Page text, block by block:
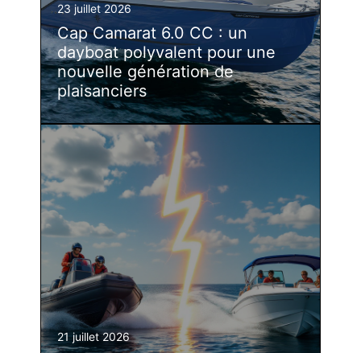
23 juillet 2026
Cap Camarat 6.0 CC : un
dayboat polyvalent pour une
nouvelle génération de
plaisanciers
21 juillet 2026